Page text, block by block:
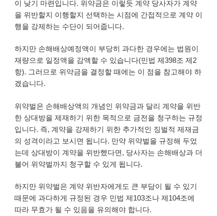
이 낮기 마련입니다. 위약금은 이렇듯 계약 당사자가 계약
을 위반할지 이행할지 선택하는 시점에 간접적으로 계약 이
행을 강제하는 수단이 되어줍니다.
하지만 손해배상예정액이 부당히 과다한 경우에는 법원이
재량으로 일정액을 감액할 수 있습니다(민법 제398조 제2
항). 그러므로 위약금을 결정할 때에는 이 점을 참고해야 하
겠습니다.
위약벌은 손해배상액의 개념인 위약금과 달리 계약을 위반
한 상대방을 제재하기 위한 목적으로 금전을 청구하는 규정
입니다. 즉, 계약을 강제하기 위한 추가적인 징벌적 제재금
의 성격이라고 보시면 됩니다. 만약 위약벌을 규정해 두었
는데 상대방이 계약을 위반했다면, 당사자는 손해배상과 더
불어 위약벌까지 청구할 수 있게 됩니다.
하지만 위약벌은 계약 위반자에게도 큰 부담이 될 수 있기
때문에 과다하게 규정된 경우 민법 제103조나 제104조에
따라 무효가 될 수 있음을 유의해야 합니다.